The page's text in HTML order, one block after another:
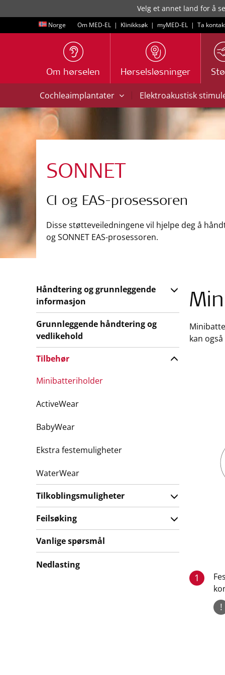
Velg et annet land for å
Norge Om MED-EL | Klinikksøk | myMED‑EL | Ta
Om hørselen Hørselsløsninger
Cochleaimplantater | Elektroakustisk
SONNET
CI og EAS-prosessoren
Disse støtteveiledningene vil hjelpe deg å
og SONNET EAS-prosessoren.
kan
1
!
Håndtering og grunnleggende
informasjon
Grunnleggende håndtering og
vedlikehold
Tilbehør
Minibatteriholder
ActiveWear
BabyWear
Ekstra festemuligheter
WaterWear
Tilkoblingsmuligheter
Feilsøking
Vanlige spørsmål
Nedlasting